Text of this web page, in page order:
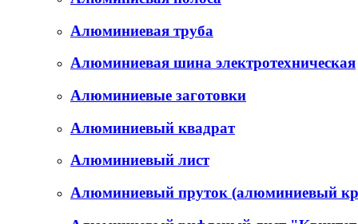
Алюминиевая труба
Алюминиевая шина электротехническая
Алюминиевые заготовки
Алюминиевый квадрат
Алюминиевый лист
Алюминиевый пруток (алюминиевый